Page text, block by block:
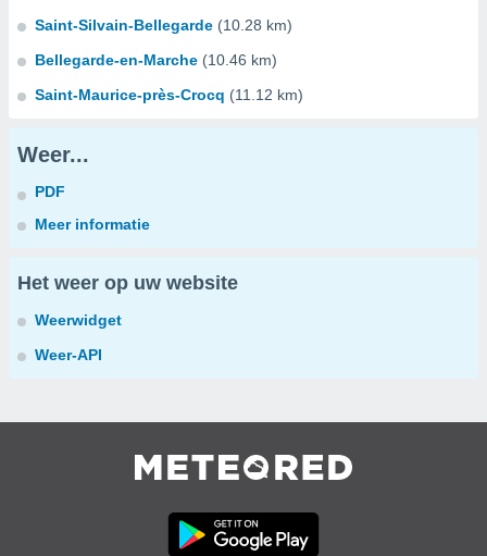
Saint-Silvain-Bellegarde (10.28 km)
Bellegarde-en-Marche (10.46 km)
Saint-Maurice-près-Crocq (11.12 km)
Weer...
PDF
Meer informatie
Het weer op uw website
Weerwidget
Weer-API